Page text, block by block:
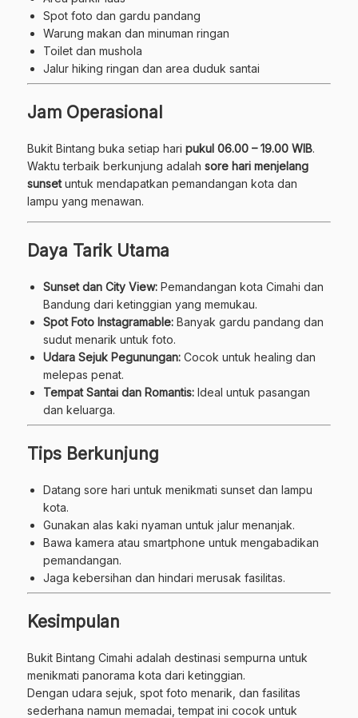
Spot foto dan gardu pandang
Warung makan dan minuman ringan
Toilet dan mushola
Jalur hiking ringan dan area duduk santai
Jam Operasional
Bukit Bintang buka setiap hari pukul 06.00 – 19.00 WIB.
Waktu terbaik berkunjung adalah sore hari menjelang
sunsetuntuk mendapatkan pemandangan kota dan
lampu yang menawan.
Daya Tarik Utama
Sunset dan City View: Pemandangan kota Cimahi dan
Bandung dari ketinggian yang memukau.
Spot Foto Instagramable: Banyak gardu pandang dan
sudut menarik untuk foto.
Udara Sejuk Pegunungan: Cocok untuk healing dan
melepas penat.
Tempat Santai dan Romantis: Ideal untuk pasangan
dan keluarga.
Tips Berkunjung
Datang sore hari untuk menikmati sunset dan lampu
kota.
Gunakan alas kaki nyaman untuk jalur menanjak.
Bawa kamera atau smartphone untuk mengabadikan
pemandangan.
Jaga kebersihan dan hindari merusak fasilitas.
Kesimpulan
Bukit Bintang Cimahi adalah destinasi sempurna untuk
menikmati panorama kota dari ketinggian.
Dengan udara sejuk, spot foto menarik, dan fasilitas
sederhana namun memadai, tempat ini cocok untuk